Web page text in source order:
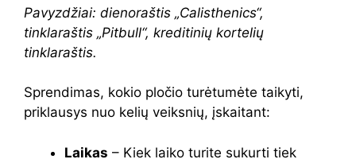
Pavyzdžiai: dienoraštis „Calisthenics“,
tinklaraštis „Pitbull“, kreditinių kortelių
tinklaraštis.
Sprendimas, kokio pločio turėtumėte taikyti,
priklausys nuo kelių veiksnių, įskaitant:
Laikas – Kiek laiko turite sukurti tiek